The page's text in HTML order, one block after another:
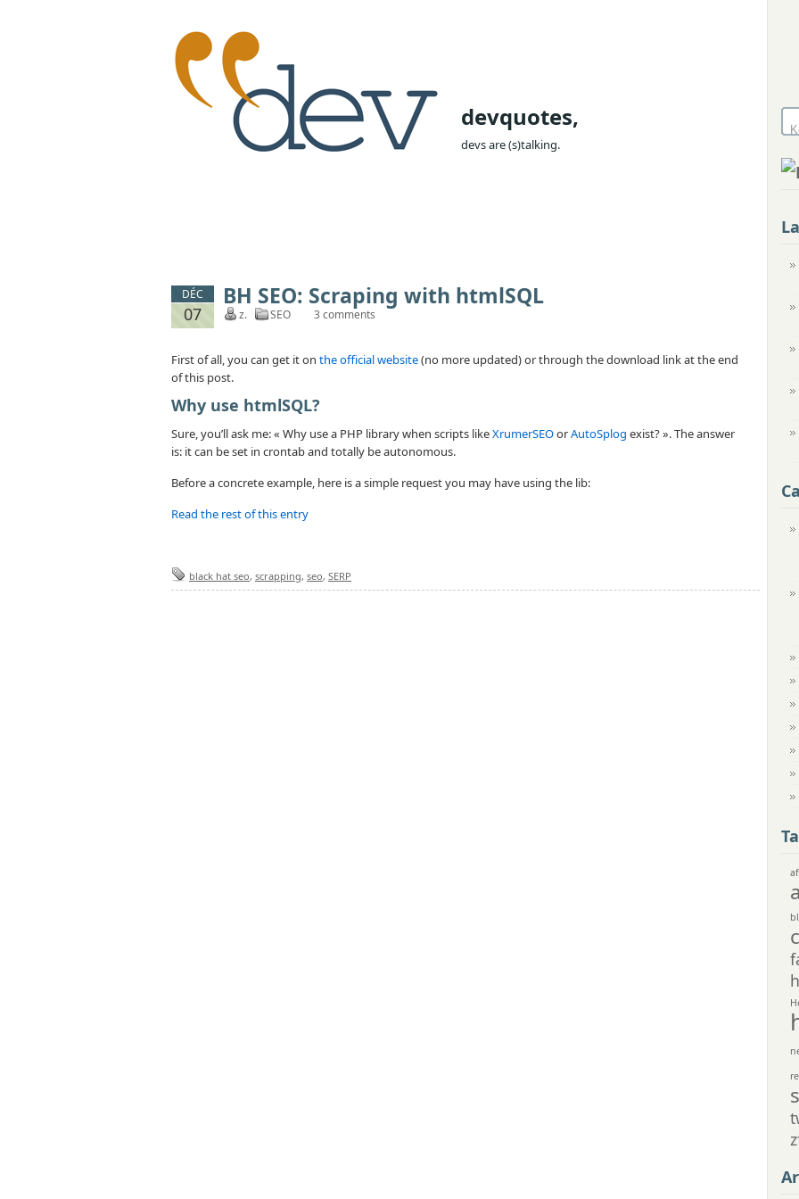
devquotes,
devs are (s)talking.
DÉC
07
BH SEO: Scraping with htmlSQL
z. SEO 3 comments
First of all, you can get it on the official website(no more updated) or through the download link at the end
of this post.
Why use htmlSQL?
Sure, you’ll ask me: « Why use a PHP library when scripts likeXrumerSEOorAutoSplog exist? ». The answer
is: it can be set in crontab and totally be autonomous.
Before a concrete example, here is a simple request you may have using the lib:
Read the rest of this entry
black hat seo, scrapping, seo, SERP